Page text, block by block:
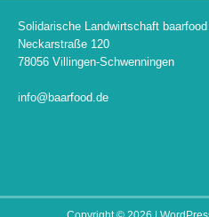
Solidarische Landwirtschaft
Neckarstraße 120
78056 Villingen-Schwenningen
info@baarfood.de